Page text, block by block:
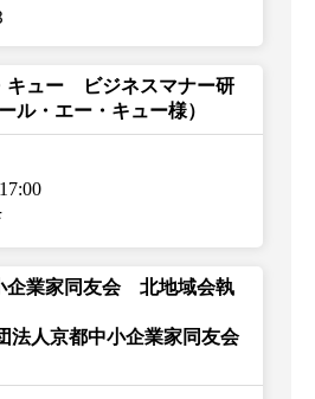
キュー ビジネスマナー研
ル・エー・キュー様）
17:00
企業家同友会 北地域会執
法人京都中小企業家同友会